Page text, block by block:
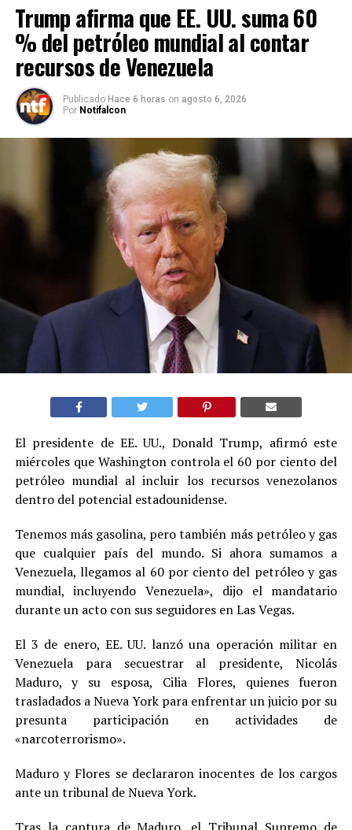
Trump afirma que EE. UU. suma 60
% del petróleo mundial al contar
recursos de Venezuela
Publicado Hace 6 horas on agosto 6, 2026
Por Notifalcon
El presidente de EE. UU., Donald Trump, afirmó este
miércoles que Washington controla el 60 por ciento del
petróleo mundial al incluir los recursos venezolanos
dentro del potencial estadounidense.
Tenemos más gasolina, pero también más petróleo y gas
que cualquier país del mundo. Si ahora sumamos a
Venezuela, llegamos al 60 por ciento del petróleo y gas
mundial, incluyendo Venezuela», dijo el mandatario
durante un acto con sus seguidores en Las Vegas.
El 3 de enero, EE. UU. lanzó una operación militar en
Venezuela para secuestrar al presidente, Nicolás
Maduro, y su esposa, Cilia Flores, quienes fueron
trasladados a Nueva York para enfrentar un juicio por su
presunta participación en actividades de
«narcoterrorismo».
Maduro y Flores se declararon inocentes de los cargos
ante un tribunal de Nueva York.